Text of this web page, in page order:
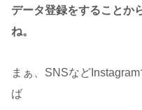
データ登録をすることか
ね。
まぁ、SNSなど
ば